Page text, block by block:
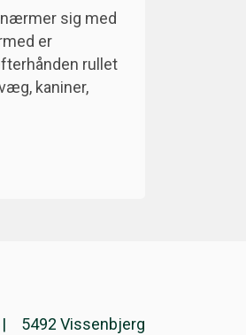
sig med
er
rullet
kaniner,
5492 Vissenbjerg